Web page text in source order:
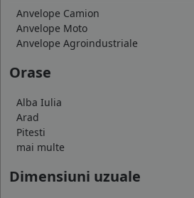
Anvelope Camion
Anvelope Moto
Anvelope Agroindustriale
Orase
Alba Iulia
Arad
Pitesti
mai multe
Dimensiuni uzuale